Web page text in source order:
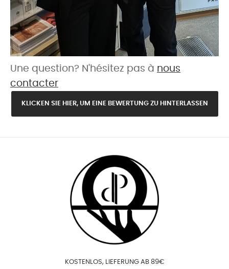
Une question? N'hésitez pas à nous
contacter
KLICKEN SIE HIER, UM EINE BEWERTUNG ZU HINTERLASSEN
KOSTENLOS, LIEFERUNG AB 89€